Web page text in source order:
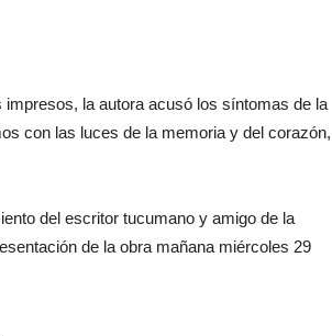
la autora acusó los síntomas de la
con las luces de la memoria y del corazón,
del escritor tucumano y amigo de la
de la obra mañana miércoles 29